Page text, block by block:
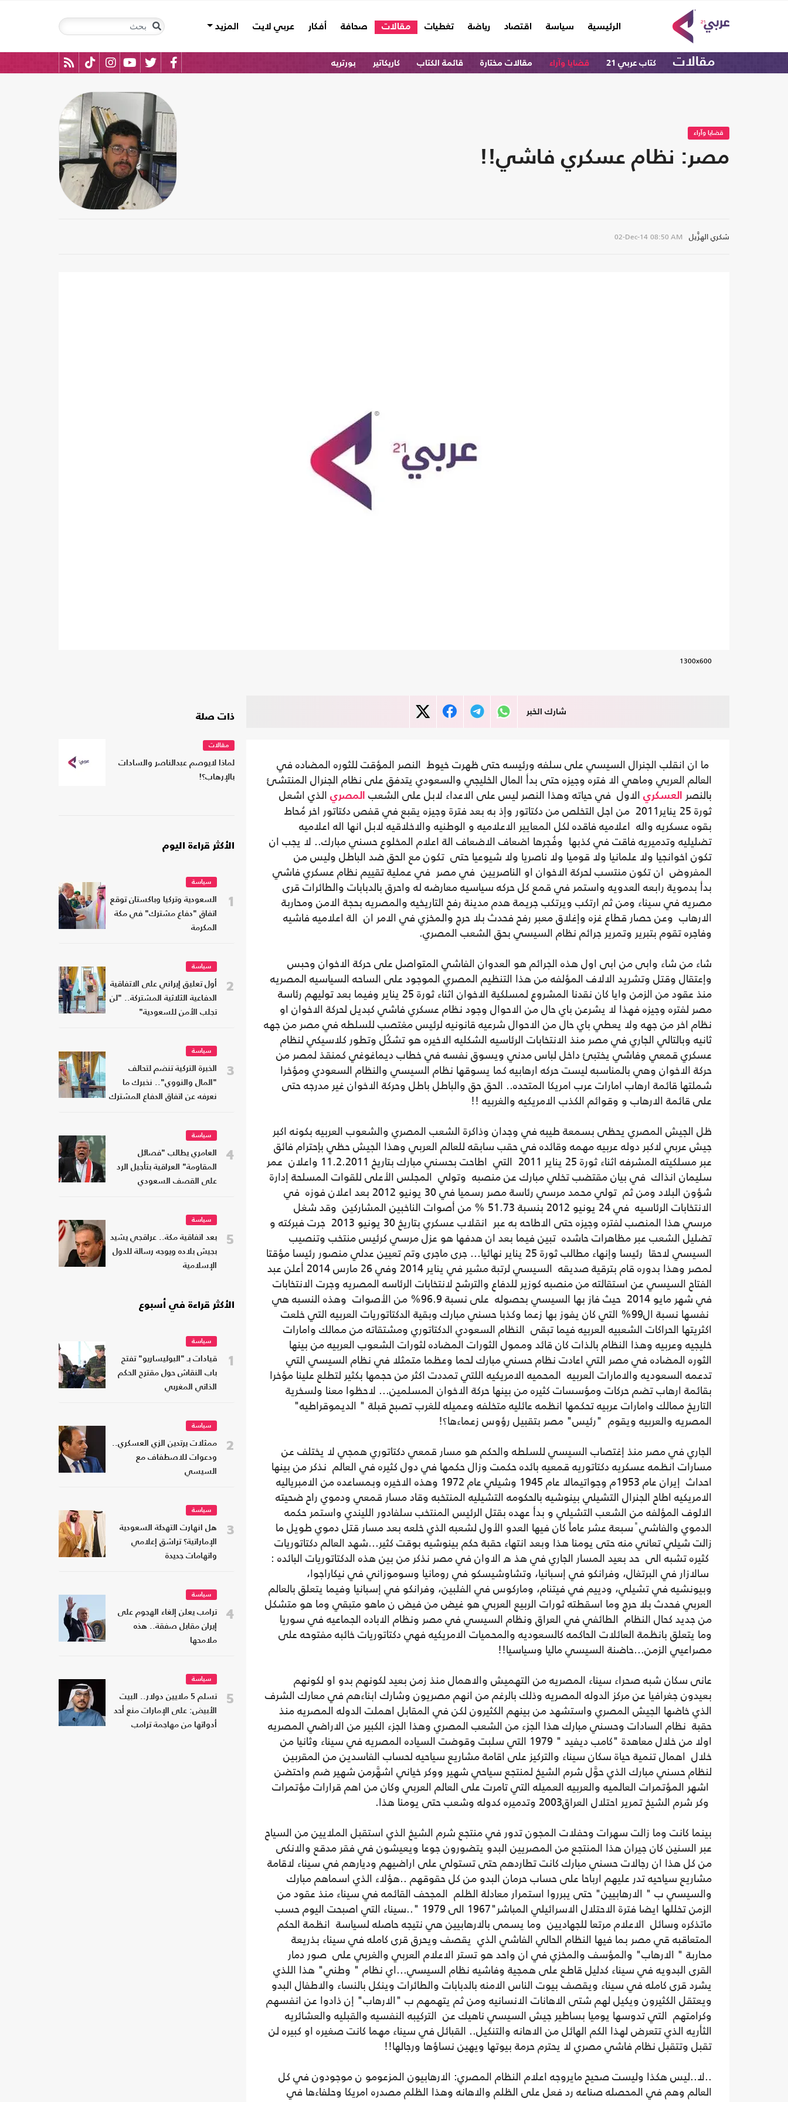
الرئيسية
(current) سياسة اقتصاد رياضة تغطيات مقالات صحافة أفكار عربي لايت المزيد
مقالات كتاب عربي 21 قضايا وآراء مقالات مختارة قائمة الكتاب كاريكاتير بورتريه
قضايا وآراء
مصر: نظام عسكري فاشي!!
شكري الهزَّيل 02-Dec-14 08:50 AM
1300x600
شارك الخبر
ما ان انقلب الجنرال السيسي على سلفه ورئيسه حتى ظهرت خيوط النصر المؤقت للثوره المضاده في
العالم العربي وماهي الا فتره وجيزه حتى بدأ المال الخليجي والسعودي يتدفق على نظام الجنرال المنتشئ
بالنصر
العسكري الاول في حياته وهذا النصر ليس على الاعداء لابل على الشعب المصري الذي اشعل
ثورة 25 يناير2011 من اجل التخلص من دكتاتور وإذ به بعد فترة وجيزه يقبع في قفص دكتاتور اخر مُحاط
بقوه عسكريه واله اعلاميه فاقده لكل المعايير الاعلاميه و الوطنيه والاخلاقيه لابل انها اله اعلاميه
تضليليه وتدميريه فاقت في كذبها وفُجرها اضعاف الاضعاف الة اعلام المخلوع حسني مبارك.. لا يجب ان
تكون اخوانجيا ولا علمانيا ولا قوميا ولا ناصريا ولا شيوعيا حتى تكون مع الحق ضد الباطل وليس من
المفروض ان تكون منتسب لحركة الاخوان او الناصريين في مصر في عملية تقييم نظام عسكري فاشي
بدأ بدموية رابعه العدويه واستمر في قمع كل حركه سياسيه معارضه له واحرق بالدبابات والطائرات قرى
مصريه في سيناء ومن ثم ارتكب ويرتكب جريمة هدم مدينة رفح التاريخيه والمصريه بحجة الامن ومحاربة
الارهاب وعن حصار قطاع غزه وإغلاق معبر رفح فحدث بلا حرج والمخزي في الامر ان الة اعلاميه فاشيه
وفاجره تقوم بتبرير وتمرير جرائم نظام السيسي بحق الشعب المصري.
شاء من شاء وابى من ابى اول هذه الجرائم هو العدوان الفاشي المتواصل على حركة الاخوان وحبس
وإعتقال وقتل وتشريد الالاف المؤلفه من هذا التنظيم المصري الموجود على الساحه السياسيه المصريه
منذ عقود من الزمن وايا كان نقدنا المشروع لمسلكية الاخوان اثناء ثورة 25 يناير وفيما بعد توليهم رئاسة
مصر لفتره وجيزه فهذا لا يشرعن باي حال من الاحوال وجود نظام عسكري فاشي كبديل لحركة الاخوان او
نظام اخر من جهه ولا يعطي باي حال من الاحوال شرعيه قانونيه لرئيس مغتصب للسلطه في مصر من جهه
ثانيه وبالتالي الجاري في مصر منذ الانتخابات الرئاسيه الشكليه الاخيره هو تشكُل وتطور كلاسيكي لنظام
عسكري قمعي وفاشي يختبئ داخل لباس مدني ويسوق نفسه في خطاب ديماغوغي كمنقذ لمصر من
حركة الاخوان وهي بالمناسبه ليست حركه ارهابيه كما يسوقها نظام السيسي والنظام السعودي ومؤخرا
شملتها قائمة ارهاب امارات عرب امريكا المتحده.. الحق حق والباطل باطل وحركة الاخوان غير مدرجه حتى
على قائمة الارهاب و وقوائم الكذب الامريكيه والغربيه !!
ظل الجيش المصري يحظى بسمعة طيبه في وجدان وذاكرة الشعب المصري والشعوب العربيه بكونه اكبر
جيش عربي لاكبر دوله عربيه مهمه وقائده في حقب سابقه للعالم العربي وهذا الجيش حظي بإحترام فائق
عبر مسلكيته المشرفه اثناء ثورة 25 يناير 2011 التي اطاحت بحسني مبارك بتاريخ 11.2.2011 واعلان عمر
سليمان انذاك في بيان مقتضب تخلي مبارك عن منصبه وتولي المجلس الأعلى للقوات المسلحة إدارة
شؤون البلاد ومن ثم تولي محمد مرسي رئاسة مصر رسميا في 30 يونيو 2012 بعد اعلان فوزه في
الانتخابات الرئاسيه في 24 يونيو 2012 بنسبة 51.73 % من أصوات الناخبين المشاركين وقد شغل
مرسي هذا المنصب لفتره وجيزه حتى الاطاحه به عبر انقلاب عسكري بتاريخ 30 يونيو 2013 جرت فبركته و
تضليل الشعب عبر مظاهرات حاشده تبين فيما بعد ان هدفها هو عزل مرسي كرئيس منتخب وتنصيب
السيسي لاحقا رئيسا وإنهاء مطالب ثورة 25 يناير نهائيا... جرى ماجرى وتم تعيين عدلي منصور رئيسا مؤقتا
لمصر وهذا بدوره قام بترقية صديقه السيسي لرتبة مشير في يناير 2014 وفي 26 مارس 2014 أعلن عبد
الفتاح السيسي عن استقالته من منصبه كوزير للدفاع والترشح لانتخابات الرئاسه المصريه وجرت الانتخابات
في شهر مايو 2014 حيث فاز بها السيسي بحصوله على نسبة 96.9% من الأصوات وهذه النسبه هي
نفسها نسبة ال99% التي كان يفوز بها زعما وكذبا حسني مبارك وبقية الدكتاتوريات العربيه التي خلعت
اكثريتها الحراكات الشعبيه العربيه فيما تبقى النظام السعودي الدكتاتوري ومشتقاته من ممالك وامارات
خليجيه وعربيه وهذا النظام بالذات كان قائد وممول الثورات المضاده لثورات الشعوب العربيه من بينها
الثوره المضاده في مصر التي اعادت نظام حسني مبارك لحما وعظما متمثلا في نظام السيسي التي
تدعمه السعوديه والامارات العربيه المحميه الامريكيه اللتي تمددت اكثر من حجمها بكثير لتطلع علينا مؤخرا
بقائمة ارهاب تضم حركات ومؤسسات كثيره من بينها حركة الاخوان المسلمين... لاحظوا معنا ولسخرية
التاريخ ممالك وامارات عربيه تحكمها انظمه عائليه متخلفه وعميله للغرب تصبح قبلة " الديموقراطيه"
المصريه والعربيه ويقوم "رئيس" مصر بتقبيل رؤوس زعماءها؟!
الجاري في مصر منذ إغتصاب السيسي للسلطه والحكم هو مسار قمعي دكتاتوري همجي لا يختلف عن
مسارات انظمه عسكريه دكتاتوريه قمعيه بائده حكمت وزال حكمها في دول كثيره في العالم نذكر من بينها
احداث إيران عام 1953م وجواتيمالا عام 1945 وشيلي عام 1972 وهذه الاخيره وبمساعده من الامبرياليه
الامريكيه اطاح الجنرال التشيلي بينوشيه بالحكومه التشيليه المنتخبه وقاد مسار قمعي ودموي راح ضحيته
الالوف المؤلفه من الشعب التشيلي و بدأ عهده بقتل الرئيس المنتخب سلفادور الليندي واستمر حكمه
الدموي والفاشي ً سبعة عشر عاماً كان فيها العدو الأول لشعبه الذي خلعه بعد مسار قتل دموي طويل ما
زالت شيلي تعاني منه حتى يومنا هذا وبعد انتهاء حقبة حكم بينوشيه بوقت كثير...شهد العالم دكتاتوريات
كثيره تشبه الى حد بعيد المسار الجاري في هذ ه الاوان في مصر نذكر من بين هذه الدكتاتوريات البائده :
سالازار في البرتغال، وفرانكو في إسبانيا، وتشاوشيسكو في رومانيا وسوموزاني في نيكاراجوا،
وبيونشيه في تشيلي، ودييم في فيتنام، وماركوس في الفلبين، وفرانكو في إسبانيا وفيما يتعلق بالعالم
العربي فحدث بلا حرج وما اسقطته ثورات الربيع العربي هو غيض من فيض ن ماهو متبقي وما هو متشكل
من جديد كحال النظام الطائفي في العراق ونظام السيسي في مصر ونظام الاباده الجماعيه في سوريا
وما يتعلق بانظمة العائلات الحاكمه كالسعوديه والمحميات الامريكيه فهي دكتاتوريات خائبه مفتوحه على
مصراعيي الزمن...حاضنة السيسي ماليا وسياسيا!!
عانى سكان شبه صحراء سيناء المصريه من التهميش والاهمال منذ زمن بعيد لكونهم بدو او لكونهم
بعيدون جغرافيا عن مركز الدوله المصريه وذلك بالرغم من انهم مصريون وشارك ابناءهم في معارك الشرف
الذي خاضها الجيش المصري واستشهد من بينهم الكثيرون لكن في المقابل اهملت الدوله المصريه منذ
حقبة نظام السادات وحسني مبارك هذا الجزء من الشعب المصري وهذا الجزء الكبير من الاراضي المصريه
اولا من خلال معاهدة "كامب ديفيد " 1979 التي سلبت وقوضت السياده المصريه في سيناء وثانيا من
خلال اهمال تنمية حياة سكان سيناء والتركيز على اقامة مشاريع سياحيه لحساب الفاسدين من المقربين
لنظام حسني مبارك الذي حوَّل شرم الشيخ لمنتجع سياحي شهير ووكر خياني اشهَّرمن شهير ضم واحتضن
اشهر المؤتمرات العالميه والعربيه العميله التي تامرت على العالم العربي وكان من اهم قرارات مؤتمرات
وكر شرم الشيخ تمرير احتلال العراق2003 وتدميره كدوله وشعب حتى يومنا هذا.
بينما كانت وما زالت سهرات وحفلات المجون تدور في منتجع شرم الشيخ الذي استقبل الملايين من السياح
عبر السنين كان جيران هذا المنتجع من المصريين البدو يتضورون جوعا ويعيشون في فقر مدقع والانكى
من كل هذا ان رجالات حسني مبارك كانت تطاردهم حتى تستولي على اراضيهم وديارهم في سيناء لاقامة
مشاريع سياحيه تدر عليهم ارباحا على حساب حرمان البدو من كل حقوقهم ..هؤلاء الذي اسماهم مبارك
والسيسي ب " الارهابيين" حتى يبرروا استمرار معادلة الظلم المجحف القائمه في سيناء منذ عقود من
الزمن تخللها ايضا فترة الاحتلال الاسرائيلي المباشر"1967 الى 1979 "..سيناء التي اصبحت اليوم حسب
ماتذكره وسائل الاعلام مرتعا للجهاديين وما يسمى بالارهابيين هي نتيجه حاصله لسياسة انظمة الحكم
المتعاقبه قي مصر بما فيها النظام الحالي الفاشي الذي يقصف ويحرق قرى كامله في سيناء بذريعة
محاربة " الارهاب" والمؤسف والمخزي في ان واحد هو تستر الاعلام العربي والغربي على صور دمار
القرى البدويه في سيناء كدليل قاطع على همجية وفاشيه نظام السيسي...اي نظام " وطني" هذا اللذي
يشرد قرى كامله في سيناء ويقصف بيوت الناس الامنه بالدبابات والطائرات وينكل بالنساء والاطفال البدو
ويعتقل الكثيرون ويكيل لهم شتى الاهانات الانسانيه ومن ثم يتهمهم ب "الارهاب" إن ذادوا عن انفسهم
وكرامتهم التي تدوسها يوميا بساطير جيش السيسي ناهيك عن التركيبه النفسيه والقبليه والعشائريه
الثأريه الذي تتعرض لهذا الكم الهائل من الاهانه والتنكيل.. القبائل في سيناء مهما كانت صغيره او كبيره لن
تقبل وتتقبل نظام فاشي مصري لا يحترم حرمة بيوتها ويهين نساؤها ورجالها!!
..لا..ليس هكذا وليست صحيح مايروجه اعلام النظام المصري: الارهابيون المزعومو ن موجودون في كل
العالم وهم في المحصله صناعه رد فعل على الظلم والاهانه وهذا الظلم مصدره امريكا وحلفاءها في
ذات صلة
مقالات
لماذا لايوصم عبدالناصر والسادات
بالإرهاب؟!
الأكثر قراءة اليوم
1
سياسة
السعودية وتركيا وباكستان توقع
اتفاق "دفاع مشترك" في مكة
المكرمة
2
سياسة
أول تعليق إيراني على الاتفاقية
الدفاعية الثلاثية المشتركة.. "لن
تجلب الأمن للسعودية"
3
سياسة
الخبرة التركية تنضم لتحالف
"المال والنووي".. نخبرك ما
نعرفه عن اتفاق الدفاع المشترك
4
سياسة
العامري يطالب "فصائل
المقاومة" العراقية بتأجيل الرد
على القصف السعودي
5
سياسة
بعد اتفاقية مكة.. عراقجي يشيد
بجيش بلاده ويوجه رسالة للدول
الإسلامية
الأكثر قراءة في أسبوع
1
سياسة
قيادات بـ "البوليساريو" تفتح
باب النقاش حول مقترح الحكم
الذاتي المغربي
2
سياسة
ممثلات يرتدين الزي العسكري..
ودعوات للاصطفاف مع
السيسي
3
سياسة
هل انهارت التهدئة السعودية
الإماراتية؟ تراشق إعلامي
واتهامات جديدة
4
سياسة
ترامب يعلن إلغاء الهجوم على
إيران مقابل صفقة.. هذه
ملامحها
5
سياسة
تسلم 5 ملايين دولار.. البيت
الأبيض: على الإمارات منع أحد
أدواتها من مهاجمة ترامب